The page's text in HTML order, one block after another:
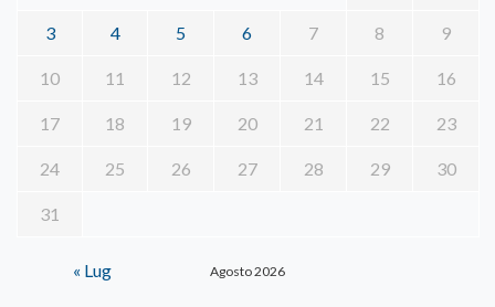
Agosto 2026
3 4 5 6 7 8 9
10 11 12 13 14 15 16
17 18 19 20 21 22 23
24 25 26 27 28 29 30
31
« Lug